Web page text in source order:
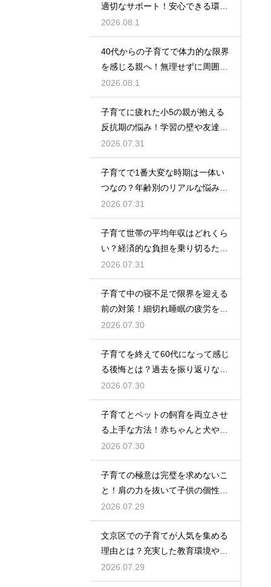
適切なサポート！安心できる環境
を作って自己肯定感を高め自立心
を育むための接し方
2026.08.1
40代からの子育てで体力的な限界
を感じる親へ！無理せずに周囲の
サポートを活用して心に余裕を持
って育児をするコツ
2026.08.1
子育てに疲れた小5の親が抱える
反抗期の悩み！学習の壁や友達関
係のトラブルに適切に向き合って
サポートする術
2026.07.31
子育てで1番大変な時期は一体い
つなの？年齢別のリアルな悩みと
それを乗り越えるための親として
の心構えや工夫
2026.07.31
子育て世帯の平均年収はどれくら
い？経済的な負担を乗り切るため
の家計管理と将来に向けた計画的
な貯金のアドバイス
2026.07.31
子育て中の寝不足で限界を迎える
前の対策！細切れ睡眠の疲労を効
率良く回復させて日中のパフォー
マンスを上げる術
2026.07.30
子育てを終えて60代になって感じ
る後悔とは？過去を振り返りなが
らこれからの自分の人生を豊かに
生きるためのヒント
2026.07.30
子育てとペットの飼育を両立させ
る上手な方法！赤ちゃんと犬や猫
が安全に仲良く暮らすための環境
作りと注意点
2026.07.30
子育ての極意は完璧を求めないこ
と！肩の力を抜いて子供の個性を
尊重しながら笑顔で育児を楽しむ
ためのマインド
2026.07.29
文京区での子育てが人気を集める
理由とは？充実した教育環境や支
援制度を活用して都会で快適に育
児をする術
2026.07.29